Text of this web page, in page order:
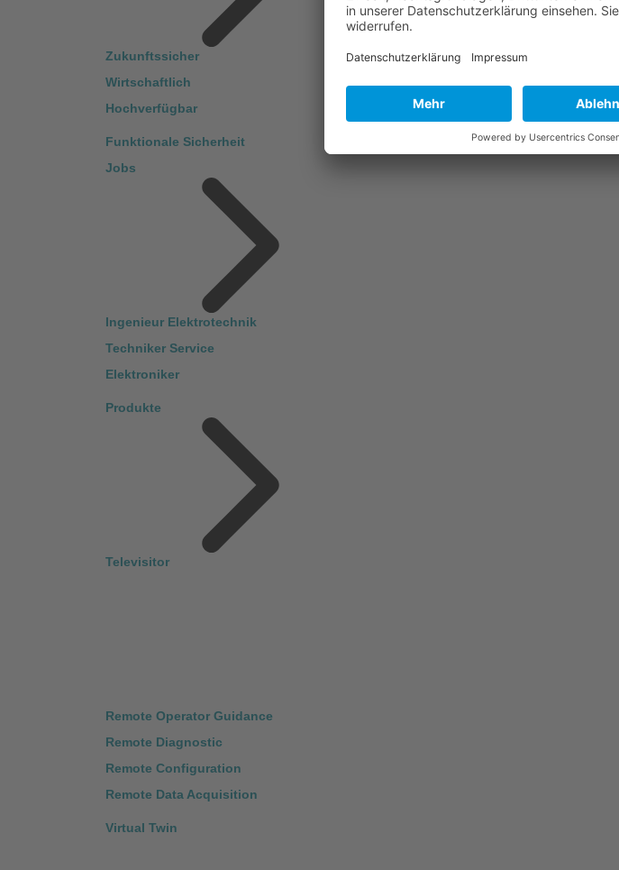
Zukunftssicher
Wirtschaftlich
Hochverfügbar
Funktionale Sicherheit
Jobs
Ingenieur Elektrotechnik
Techniker Service
Elektroniker
Produkte
Televisitor
Remote Operator Guidance
Remote Diagnostic
Remote Configuration
Remote Data Acquisition
Virtual Twin